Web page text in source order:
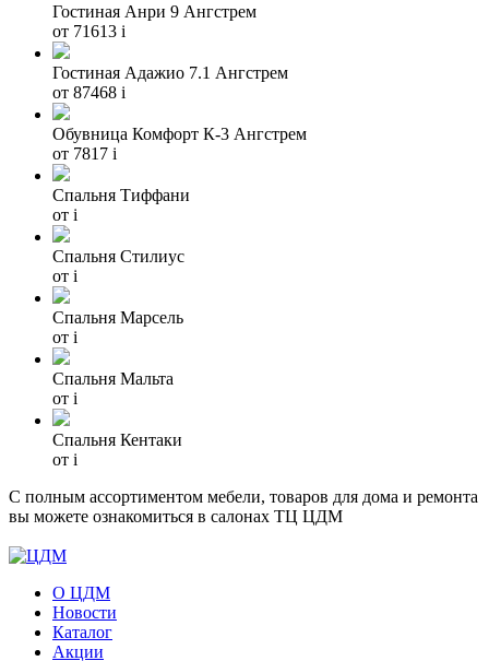
Гостиная Анри 9 Ангстрем
от 71613 i
Гостиная Адажио 7.1 Ангстрем
от 87468 i
Обувница Комфорт К-3 Ангстрем
от 7817 i
Спальня Тиффани
от i
Спальня Стилиус
от i
Спальня Марсель
от i
Спальня Мальта
от i
Спальня Кентаки
от i
С полным ассортиментом мебели, товаров для дома и ремонта
вы можете ознакомиться в салонах ТЦ ЦДМ
О ЦДМ
Новости
Каталог
Акции